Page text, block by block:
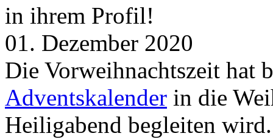
in ihrem Profil!
01. Dezember 2020
Die Vorweihnachtszeit hat
Adventskalender in die
Heiligabend begleiten